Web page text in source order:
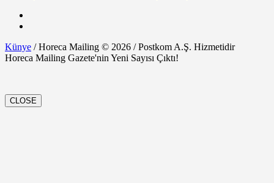
Künye / Horeca Mailing © 2026 / Postkom A.Ş. Hizmetidir
Horeca Mailing Gazete'nin Yeni Sayısı Çıktı!
CLOSE